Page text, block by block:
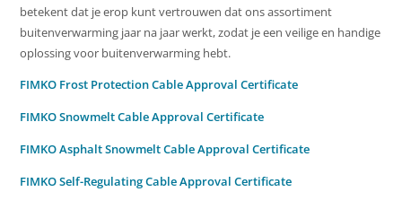
betekent dat je erop kunt vertrouwen dat ons assortiment
buitenverwarming jaar na jaar werkt, zodat je een veilige en handige
oplossing voor buitenverwarming hebt.
FIMKO Frost Protection Cable Approval Certificate
FIMKO Snowmelt Cable Approval Certificate
FIMKO Asphalt Snowmelt Cable Approval Certificate
FIMKO Self-Regulating Cable Approval Certificate